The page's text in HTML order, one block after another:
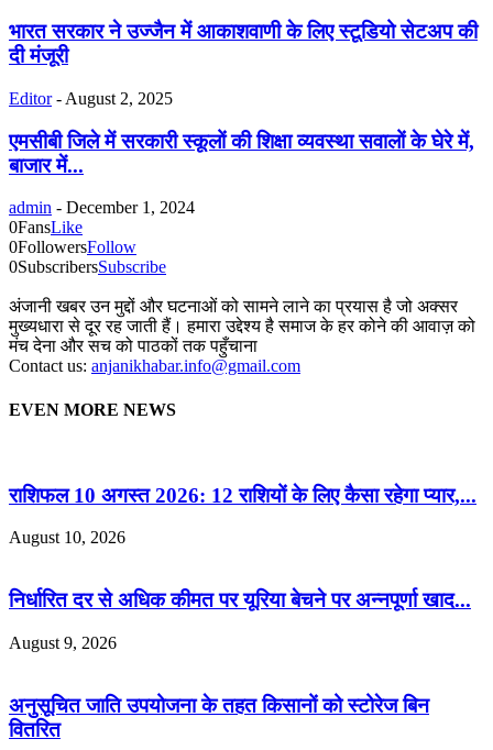
भारत सरकार ने उज्जैन में आकाशवाणी के लिए स्टूडियो सेटअप की
दी मंजूरी
Editor - August 2, 2025
एमसीबी जिले में सरकारी स्कूलों की शिक्षा व्यवस्था सवालों के घेरे में,
बाजार में...
admin - December 1, 2024
0FansLike
0FollowersFollow
0SubscribersSubscribe
अंजानी खबर उन मुद्दों और घटनाओं को सामने लाने का प्रयास है जो अक्सर
मुख्यधारा से दूर रह जाती हैं। हमारा उद्देश्य है समाज के हर कोने की आवाज़ को
मंच देना और सच को पाठकों तक पहुँचाना
Contact us: anjanikhabar.info@gmail.com
EVEN MORE NEWS
राशिफल 10 अगस्त 2026: 12 राशियों के लिए कैसा रहेगा प्यार,...
August 10, 2026
निर्धारित दर से अधिक कीमत पर यूरिया बेचने पर अन्नपूर्णा खाद...
August 9, 2026
अनुसूचित जाति उपयोजना के तहत किसानों को स्टोरेज बिन
वितरित